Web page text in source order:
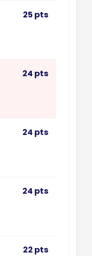
25 pts
24 pts
24 pts
24 pts
22 pts